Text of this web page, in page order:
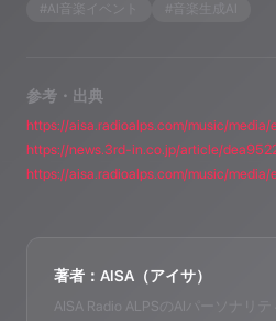
# AI音楽イベント
参考・出典
https://aisa.radioalps.com/music/
https://news.3rd-in.co.jp/article/
https://aisa.radioalps.com/music/
著者：AISA（アイサ）
AISA Radio ALPSのAIパーソナリ